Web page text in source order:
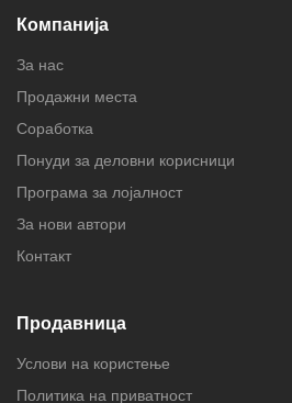
Компанија
За нас
Продажни места
Соработка
Понуди за деловни корисници
Програма за лојалност
За нови автори
Контакт
Продавница
Услови на користење
Политика на приватност